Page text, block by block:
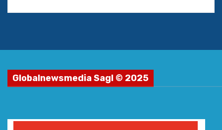
Globalnewsmedia Sagl © 2025